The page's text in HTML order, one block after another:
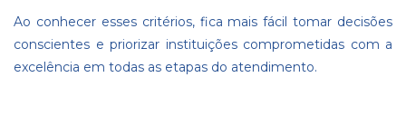
Ao conhecer esses critérios, fica mais fácil tomar decisões
conscientes e priorizar instituições comprometidas com a
excelência em todas as etapas do atendimento.